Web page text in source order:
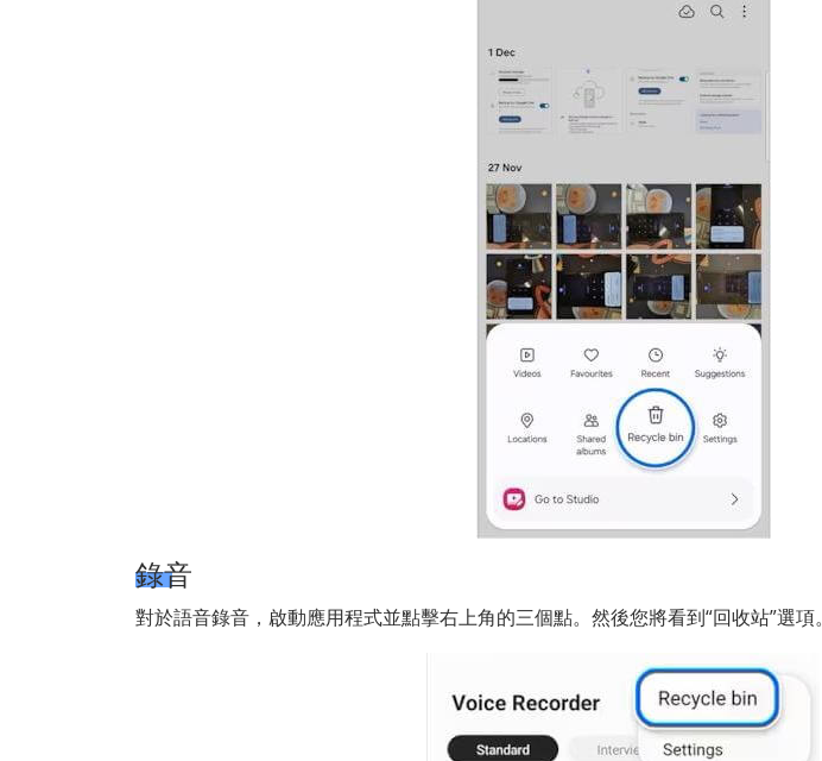
錄音
對於語音錄音，啟動應用程式並點擊右上角的三個點。然後您將看到“回收站”選項。